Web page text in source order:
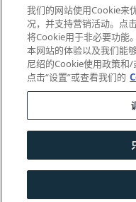
© 2001–2026 Renishaw
我们的网站使用Cookie来
况，并支持营销活动。点
将Cookie用于非必要功能
本网站的体验以及我们能
尼绍的Cookie使用政策和
点击“设置”或查看我们的